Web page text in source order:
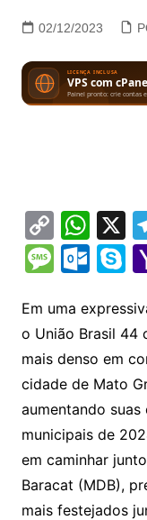
02/12/2023
C
o
p
y
Li
n
k
W
h
at
s
A
p
p
X
M
s
s
a
g
e
O
lo
o
k.
c
o
m
S
y
p
e
Em uma
o União Brasil 44
mais denso em
cidade de Mato
aumentando suas
municipais de
em caminhar
Baracat (MDB),
mais festejados